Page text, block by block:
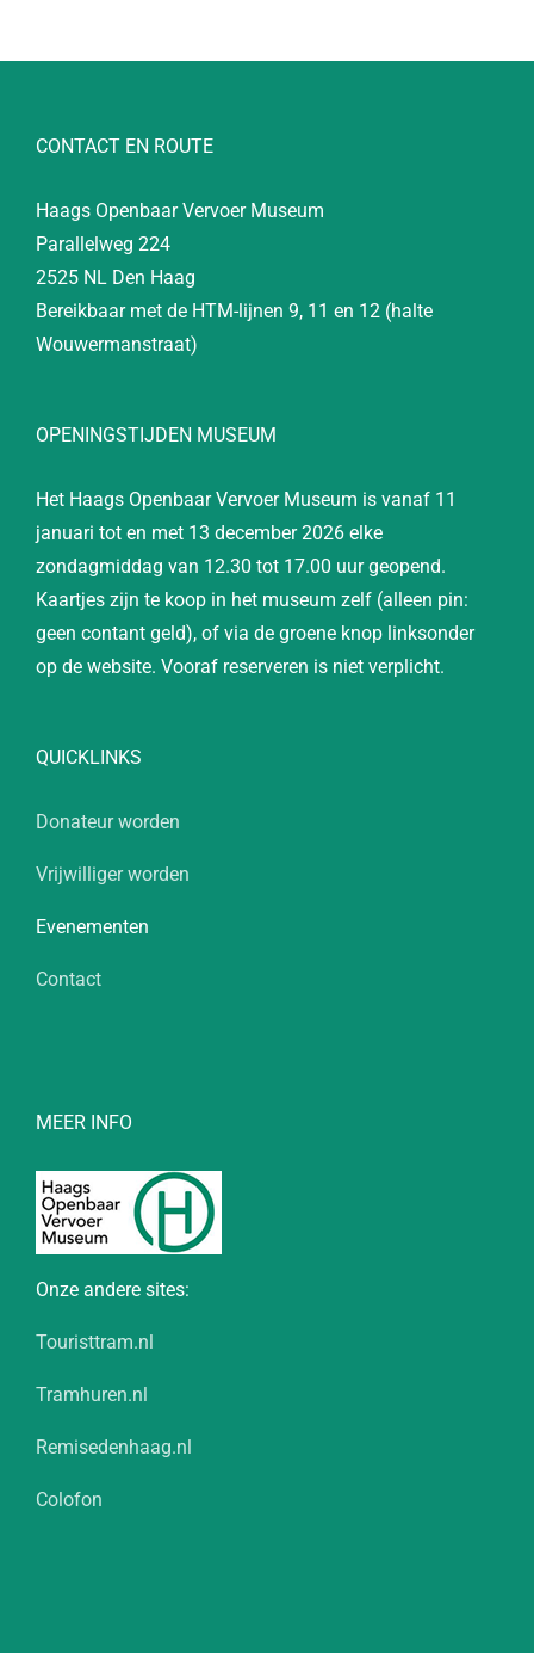
CONTACT EN ROUTE
Haags Openbaar Vervoer Museum
Parallelweg 224
2525 NL Den Haag
Bereikbaar met de HTM-lijnen 9, 11 en 12 (halte
Wouwermanstraat)
OPENINGSTIJDEN MUSEUM
Het Haags Openbaar Vervoer Museum is vanaf 11
januari tot en met 13 december 2026 elke
zondagmiddag van 12.30 tot 17.00 uur geopend.
Kaartjes zijn te koop in het museum zelf (alleen pin:
geen contant geld), of via de groene knop linksonder
op de website. Vooraf reserveren is niet verplicht.
QUICKLINKS
Donateur worden
Vrijwilliger worden
Evenementen
Contact
MEER INFO
Onze andere sites:
Touristtram.nl
Tramhuren.nl
Remisedenhaag.nl
Colofon